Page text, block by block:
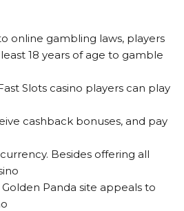
online gambling laws, players
18 years of age to gamble
Slots casino players can play
cashback bonuses, and pay
Besides offering all
Panda site appeals to